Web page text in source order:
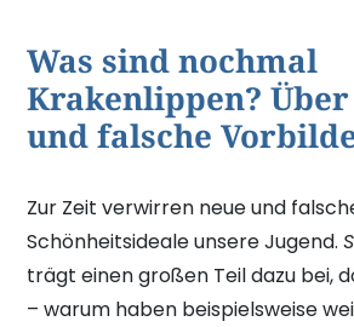
Was sind nochmal
Krakenlippen?
und falsche
Zur Zeit verwirren neue und
Schönheitsideale unsere Jugend.
trägt einen großen Teil dazu bei,
– warum haben beispielsweise